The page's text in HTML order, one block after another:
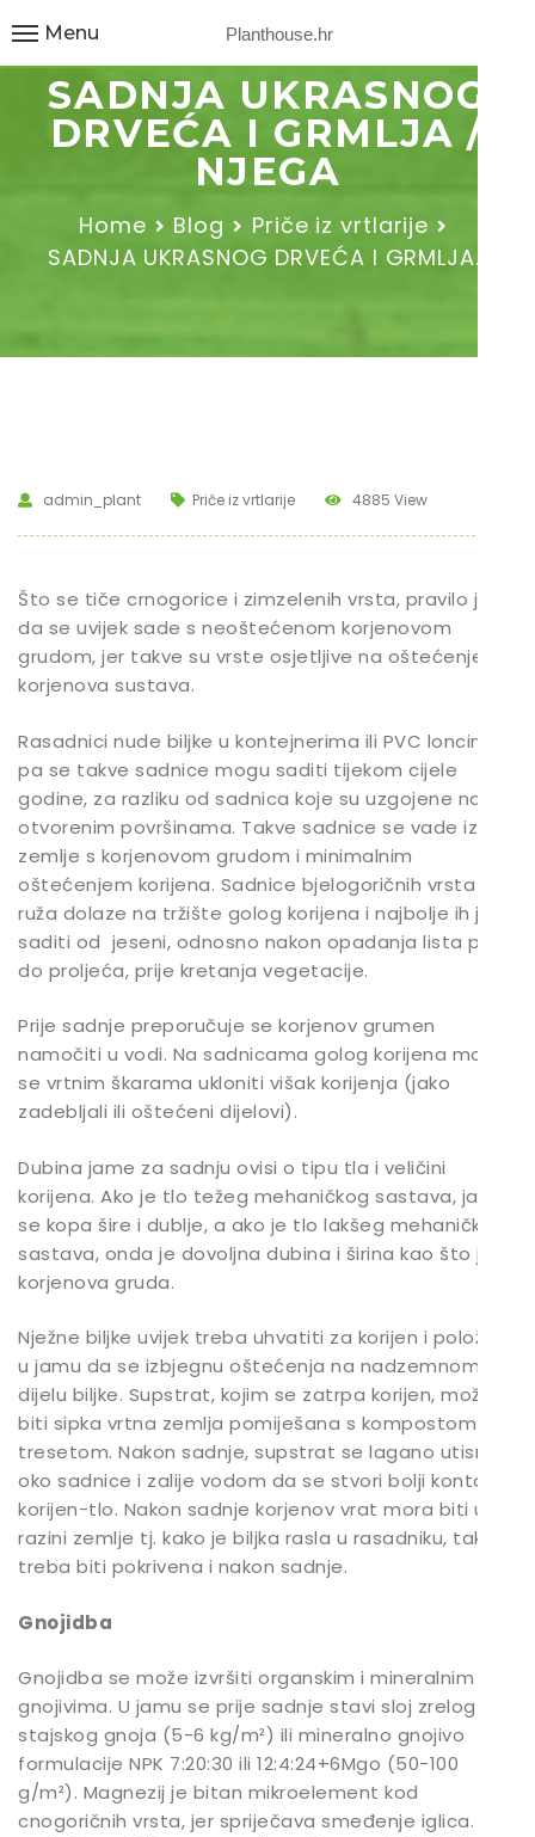
Planthouse.hr
Menu
SADNJA UKRASNOG
DRVEĆA I GRMLJA /
NJEGA
Home Blog
Priče iz vrtlarije
SADNJA UKRASNOG DRVEĆA I GRMLJA…
admin_plant Priče iz vrtlarije 4885 View
Što se tiče crnogorice i zimzelenih vrsta, pravilo je
da se uvijek sade s neoštećenom korjenovom
grudom, jer takve su vrste osjetljive na oštećenje
korjenova sustava.
Rasadnici nude biljke u kontejnerima ili PVC loncima
pa se takve sadnice mogu saditi tijekom cijele
godine, za razliku od sadnica koje su uzgojene na
otvorenim površinama. Takve sadnice se vade iz
zemlje s korjenovom grudom i minimalnim
oštećenjem korijena. Sadnice bjelogoričnih vrsta i
ruža dolaze na tržište golog korijena i najbolje ih je
saditi od jeseni, odnosno nakon opadanja lista pa
do proljeća, prije kretanja vegetacije.
Prije sadnje preporučuje se korjenov grumen
namočiti u vodi. Na sadnicama golog korijena može
se vrtnim škarama ukloniti višak korijenja (jako
zadebljali ili oštećeni dijelovi).
Dubina jame za sadnju ovisi o tipu tla i veličini
korijena. Ako je tlo težeg mehaničkog sastava, jama
se kopa šire i dublje, a ako je tlo lakšeg mehaničkog
sastava, onda je dovoljna dubina i širina kao što je
korjenova gruda.
Nježne biljke uvijek treba uhvatiti za korijen i položiti
u jamu da se izbjegnu oštećenja na nadzemnom
dijelu biljke. Supstrat, kojim se zatrpa korijen, može
biti sipka vrtna zemlja pomiješana s kompostom ili
tresetom. Nakon sadnje, supstrat se lagano utisne
oko sadnice i zalije vodom da se stvori bolji kontakt
korijen-tlo. Nakon sadnje korjenov vrat mora biti u
razini zemlje tj. kako je biljka rasla u rasadniku, tako
treba biti pokrivena i nakon sadnje.
Gnojidba
Gnojidba se može izvršiti organskim i mineralnim
gnojivima. U jamu se prije sadnje stavi sloj zrelog
stajskog gnoja (5-6 kg/m²) ili mineralno gnojivo
formulacije NPK 7:20:30 ili 12:4:24+6Mgo (50-100
g/m²). Magnezij je bitan mikroelement kod
cnogoričnih vrsta, jer spriječava smeđenje iglica. U